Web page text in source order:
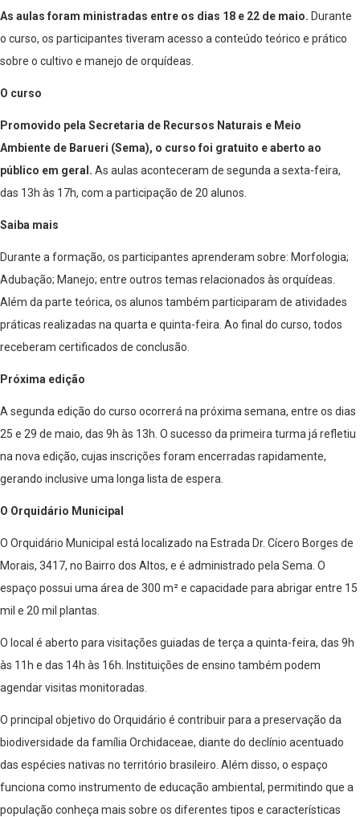
As aulas foram ministradas entre os dias 18 e 22 de maio. Durante
o curso, os participantes tiveram acesso a conteúdo teórico e prático
sobre o cultivo e manejo de orquídeas.
O curso
Promovido pela Secretaria de Recursos Naturais e Meio
Ambiente de Barueri (Sema), o curso foi gratuito e aberto ao
público em geral. As aulas aconteceram de segunda a sexta-feira,
das 13h às 17h, com a participação de 20 alunos.
Saiba mais
Durante a formação, os participantes aprenderam sobre: Morfologia;
Adubação; Manejo; entre outros temas relacionados às orquídeas.
Além da parte teórica, os alunos também participaram de atividades
práticas realizadas na quarta e quinta-feira. Ao final do curso, todos
receberam certificados de conclusão.
Próxima edição
A segunda edição do curso ocorrerá na próxima semana, entre os dias
25 e 29 de maio, das 9h às 13h. O sucesso da primeira turma já refletiu
na nova edição, cujas inscrições foram encerradas rapidamente,
gerando inclusive uma longa lista de espera.
O Orquidário Municipal
O Orquidário Municipal está localizado na Estrada Dr. Cícero Borges de
Morais, 3417, no Bairro dos Altos, e é administrado pela Sema. O
espaço possui uma área de 300 m² e capacidade para abrigar entre 15
mil e 20 mil plantas.
O local é aberto para visitações guiadas de terça a quinta-feira, das 9h
às 11h e das 14h às 16h. Instituições de ensino também podem
agendar visitas monitoradas.
O principal objetivo do Orquidário é contribuir para a preservação da
biodiversidade da família Orchidaceae, diante do declínio acentuado
das espécies nativas no território brasileiro. Além disso, o espaço
funciona como instrumento de educação ambiental, permitindo que a
população conheça mais sobre os diferentes tipos e características